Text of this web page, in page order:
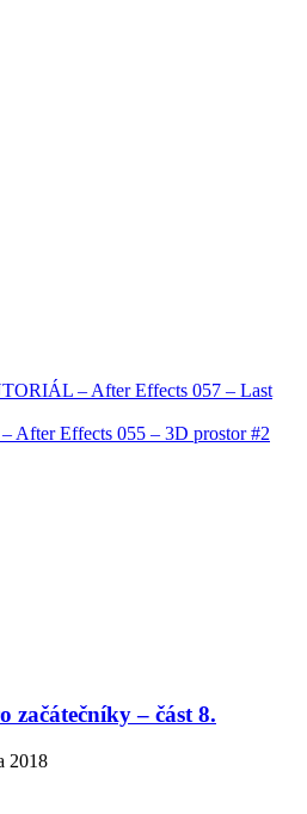
– After Effects 057 – Last
After Effects 055 – 3D prostor #2
začátečníky – část 8.
2018